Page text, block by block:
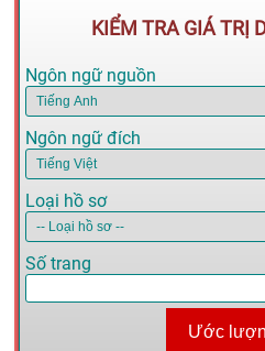
KIỂM TRA GIÁ TRỊ
Ngôn ngữ nguồn
Ngôn ngữ đích
Loại hồ sơ
Số trang
Ước